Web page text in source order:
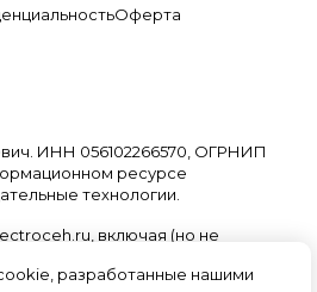
разработанные нашими
Оферта
ИНН 056102266570, ОГРНИП
ресурсе
технологии
включая (но не
дизайн и оформление